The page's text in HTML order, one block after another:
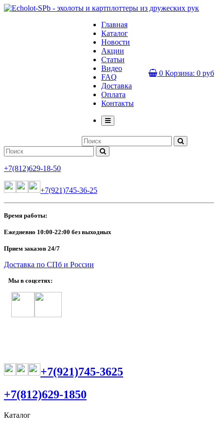
Главная
Каталог
Новости
Акции
Статьи
Видео
FAQ
Доставка
Оплата
Контакты
0 Корзина: 0 руб
+7(812)629-18-50
+7(921)745-36-25
Время работы:
Ежедневно 10:00-22:00 без выходных
Прием заказов 24/7
Доставка по СПб и России
Мы в соцсетях:
+7(921)745-3625
+7(812)629-1850
Каталог